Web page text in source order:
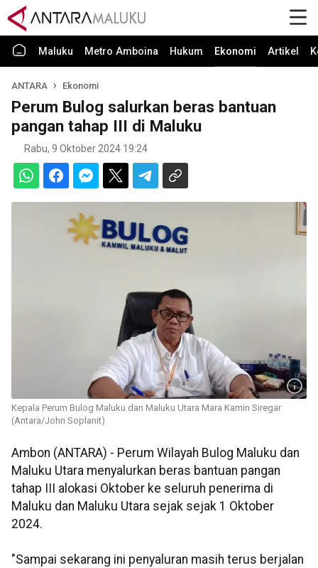
Maluku Metro Amboina Hukum Ekonomi Artikel
ANTARA Ekonomi
Perum Bulog salurkan beras bantuan
pangan tahap III di Maluku
Rabu, 9 Oktober 2024 19:24
Kepala Perum Bulog Maluku dan Maluku Utara Mara Kamin Siregar
(Antara/John Soplanit)
Ambon (ANTARA) - Perum Wilayah Bulog Maluku dan
Maluku Utara menyalurkan beras bantuan pangan
tahap III alokasi Oktober ke seluruh penerima di
Maluku dan Maluku Utara sejak sejak 1 Oktober
2024.
"Sampai sekarang ini penyaluran masih terus berjalan